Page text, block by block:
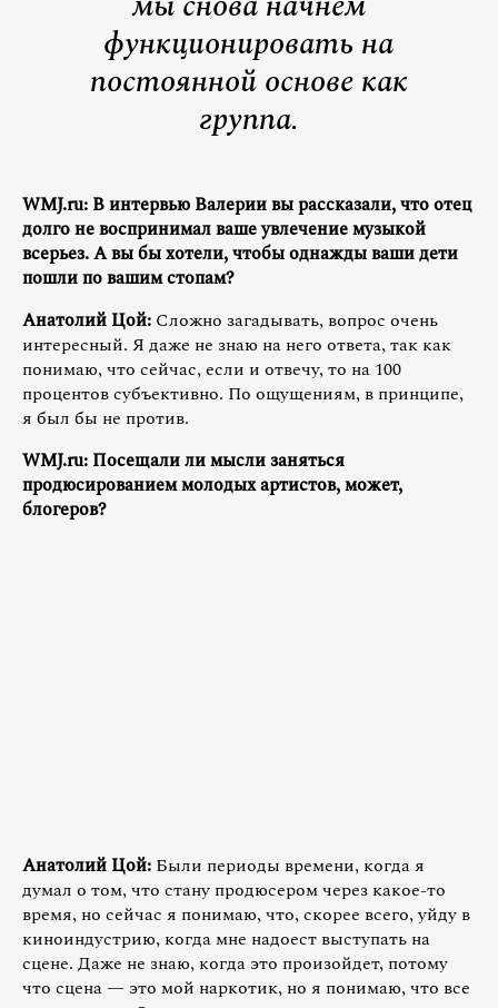
функционировать на
постоянной основе как
группа.
WMJ.ru: В интервью Валерии вы рассказали, что отец
долго не воспринимал ваше увлечение музыкой
всерьез. А вы бы хотели, чтобы однажды ваши дети
пошли по вашим стопам?
Анатолий Цой: Сложно загадывать, вопрос очень
интересный. Я даже не знаю на него ответа, так как
понимаю, что сейчас, если и отвечу, то на 100
процентов субъективно. По ощущениям, в принципе,
я был бы не против.
WMJ.ru: Посещали ли мысли заняться
продюсированием молодых артистов, может,
блогеров?
Анатолий Цой: Были периоды времени, когда я
думал о том, что стану продюсером через какое-то
время, но сейчас я понимаю, что, скорее всего, уйду в
киноиндустрию, когда мне надоест выступать на
сцене. Даже не знаю, когда это произойдет, потому
что сцена — это мой наркотик, но я понимаю, что все